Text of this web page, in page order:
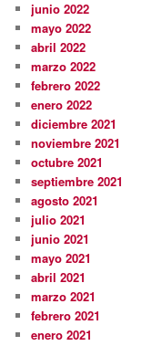
junio 2022
mayo 2022
abril 2022
marzo 2022
febrero 2022
enero 2022
diciembre 2021
noviembre 2021
octubre 2021
septiembre 2021
agosto 2021
julio 2021
junio 2021
mayo 2021
abril 2021
marzo 2021
febrero 2021
enero 2021